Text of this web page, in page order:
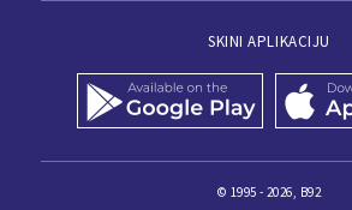
SKINI APLIKACIJU
© 1995 - 2026, B92